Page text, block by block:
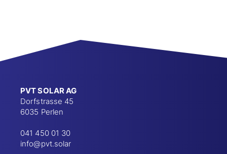
PVT SOLAR AG
Dorfstrasse 45
6035 Perlen
041 450 01 30
info@pvt.solar